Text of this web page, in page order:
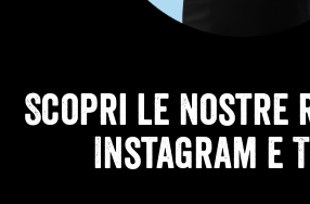
Scopri le nostre
Instagram e